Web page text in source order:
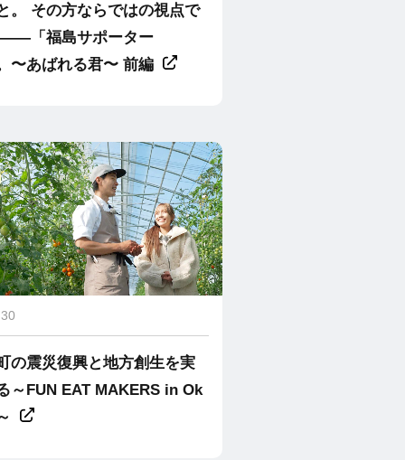
。 その方ならではの視点で
「福島サポーター
〜あばれる君〜 前編
の震災復興と地方創生を実
～FUN EAT MAKERS in Ok